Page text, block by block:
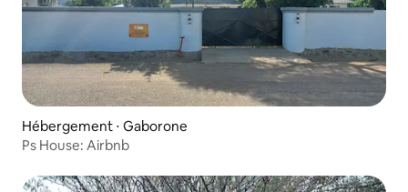
Hébergement ⋅ Gaborone
Ps House: Airbnb